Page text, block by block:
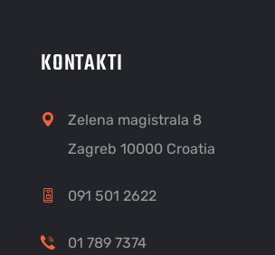
KONTAKTI
Zelena magistrala 8
Zagreb 10000 Croatia
091 501 2622
01 789 7374